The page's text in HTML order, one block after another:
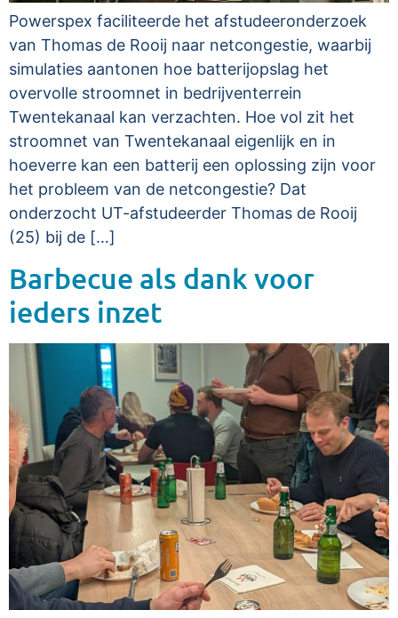
Powerspex faciliteerde het afstudeeronderzoek
van Thomas de Rooij naar netcongestie, waarbij
simulaties aantonen hoe batterijopslag het
overvolle stroomnet in bedrijventerrein
Twentekanaal kan verzachten. Hoe vol zit het
stroomnet van Twentekanaal eigenlijk en in
hoeverre kan een batterij een oplossing zijn voor
het probleem van de netcongestie? Dat
onderzocht UT-afstudeerder Thomas de Rooij
(25) bij de […]
Barbecue als dank voor
ieders inzet